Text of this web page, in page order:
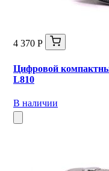
4 370 Р
Цифровой
L810
В наличии